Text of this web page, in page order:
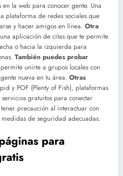
la web para conocer gente. Una
plataforma de redes sociales que
y hacer amigos en línea. Otra
aplicación de citas que te permite
o hacia la izquierda para
También puedes probar
unirte a grupos locales con
nueva en tu área. Otras
y POF (Plenty of Fish), plataformas
gratuitos para conectar
precaución al interactuar con
de seguridad adecuadas.
para